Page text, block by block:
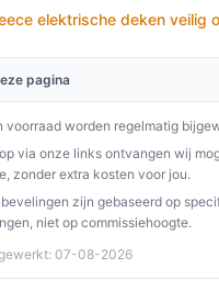
elektrische deken veilig
pagina
voorraad worden regelmatig
via onze links ontvangen wij
zonder extra kosten voor jou.
zijn gebaseerd op
niet op commissiehoogte.
07-08-2026